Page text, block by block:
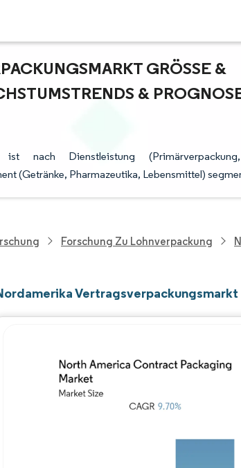
GRÖSSE & M
&
nach Dienstleistung (Primärverpackung,
(Getränke, Pharmazeutika, Lebensmittel)
Forschung Zu Lohnverpackung